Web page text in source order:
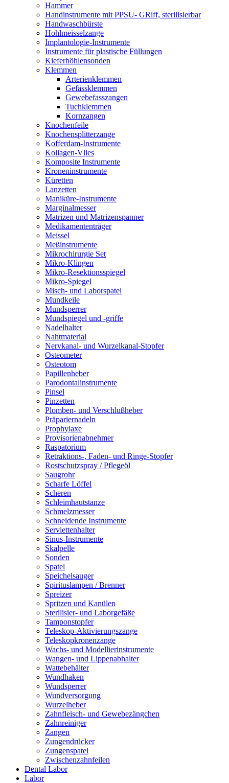
Hammer
Handinstrumente mit PPSU- GRiff, sterilisierbar
Handwaschbürste
Hohlmeisselzange
Implantologie-Instrumente
Instrumente für plastische Füllungen
Kieferhöhlensonden
Klemmen
Arterienklemmen
Gefässklemmen
Gewebefasszangen
Tuchklemmen
Kornzangen
Knochenfeile
Knochensplitterzange
Kofferdam-Instrumente
Kollagen-Vlies
Komposite Instrumente
Kroneninstrumente
Küretten
Lanzetten
Maniküre-Instrumente
Marginalmesser
Matrizen und Matrizenspanner
Medikamententräger
Meissel
Meßinstrumente
Mikrochirurgie Set
Mikro-Klingen
Mikro-Resektionsspiegel
Mikro-Spiegel
Misch- und Laborspatel
Mundkeile
Mundsperrer
Mundspiegel und -griffe
Nadelhalter
Nahtmaterial
Nervkanal- und Wurzelkanal-Stopfer
Osteometer
Osteotom
Papillenheber
Parodontalinstrumente
Pinsel
Pinzetten
Plomben- und Verschlußheber
Präpariernadeln
Prophylaxe
Provisorienabnehmer
Raspatorium
Retraktions-, Faden- und Ringe-Stopfer
Rostschutzspray / Pflegeöl
Saugrohr
Scharfe Löffel
Scheren
Schleimhautstanze
Schmelzmesser
Schneidende Instrumente
Serviettenhalter
Sinus-Instrumente
Skalpelle
Sonden
Spatel
Speichelsauger
Spirituslampen / Brenner
Spreizer
Spritzen und Kanülen
Sterilisier- und Laborgefäße
Tamponstopfer
Teleskop-Aktivierungszange
Teleskopkronenzange
Wachs- und Modellierinstrumente
Wangen- und Lippenabhalter
Wattebehälter
Wundhaken
Wundsperrer
Wundversorgung
Wurzelheber
Zahnfleisch- und Gewebezängchen
Zahnreiniger
Zangen
Zungendrücker
Zungenspatel
Zwischenzahnfeilen
Dental Labor
Labor